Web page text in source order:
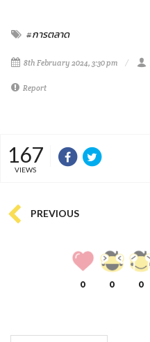
#การตลาด
8th February 2024, 3:30 pm
Report
167
VIEWS
PREVIOUS
0 0 0